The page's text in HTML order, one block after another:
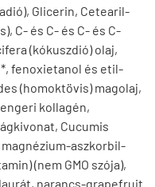
Glicerin, Cetearil-
C- és C- és C- és C-
(kókuszdió) olaj,
fenoxietanol és etil-
(homoktövis) magolaj,
kollagén,
Cucumis
aszkorbil-
(nem GMO szója),
narancs-grapefruit